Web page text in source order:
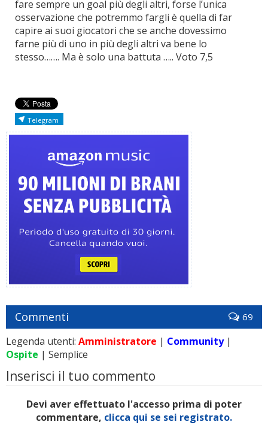
fare sempre un goal più degli altri, forse l’unica
osservazione che potremmo fargli è quella di far
capire ai suoi giocatori che se anche dovessimo
farne più di uno in più degli altri va bene lo
stesso……. Ma è solo una battuta ….. Voto 7,5
Telegram
Commenti 69
Legenda utenti: Amministratore | Community|
Ospite | Semplice
Inserisci il tuo commento
Devi aver effettuato l'accesso prima di poter
commentare, clicca qui se sei registrato.